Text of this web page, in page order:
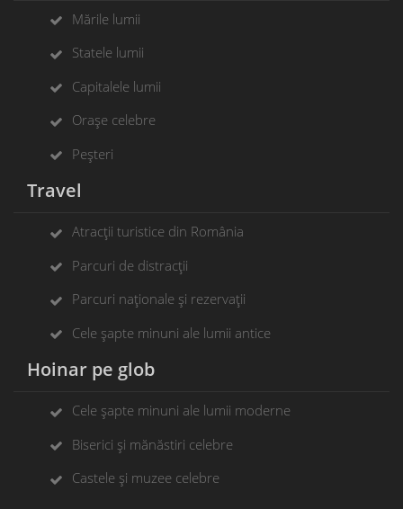
Mările lumii
Statele lumii
Capitalele lumii
Orașe celebre
Peșteri
Travel
Atracții turistice din România
Parcuri de distracții
Parcuri naționale și rezervații
Cele șapte minuni ale lumii antice
Hoinar pe glob
Cele șapte minuni ale lumii moderne
Biserici și mănăstiri celebre
Castele și muzee celebre